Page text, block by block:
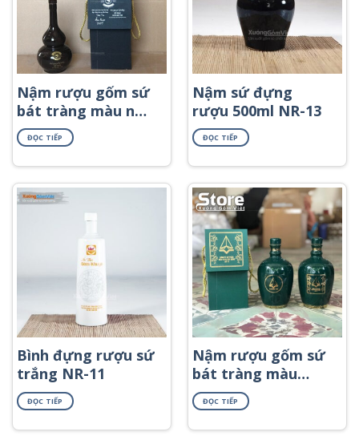
Nậm rượu gốm sứ
bát tràng màu nâu
dáng hồ lô in logo
NR-51
ĐỌC TIẾP
Nậm sứ đựng
rượu 500ml NR-13
ĐỌC TIẾP
Bình đựng rượu sứ
trắng NR-11
ĐỌC TIẾP
Nậm rượu gốm sứ
bát tràng màu
xanh ngọc bích
viền kim in logo
NR-41
ĐỌC TIẾP